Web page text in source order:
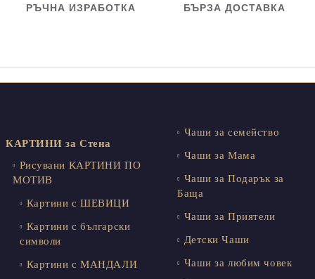
РЪЧНА ИЗРАБОТКА БЪРЗА ДОСТАВКА
КАРТИНИ за Стена
Рисувани КАРТИНИ ПО
МОТИВ
Картини с ШЕВИЦИ
Картини с български
символи
Картини с МАНДАЛИ
Чаши за семейство
Чаши за Мама
Чаши за Подарък за
Баща
Чаши за Приятели
Детски Чаши
Чаши за любим човек